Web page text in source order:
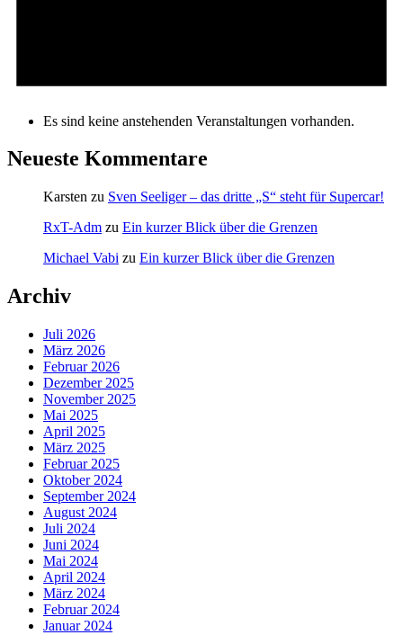
Es sind keine anstehenden Veranstaltungen vorhanden.
Neueste Kommentare
Karsten zu Sven Seeliger – das dritte „S“ steht für Supercar!
RxT-Adm zu Ein kurzer Blick über die Grenzen
Michael Vabi zu Ein kurzer Blick über die Grenzen
Archiv
Juli 2026
März 2026
Februar 2026
Dezember 2025
November 2025
Mai 2025
April 2025
März 2025
Februar 2025
Oktober 2024
September 2024
August 2024
Juli 2024
Juni 2024
Mai 2024
April 2024
März 2024
Februar 2024
Januar 2024